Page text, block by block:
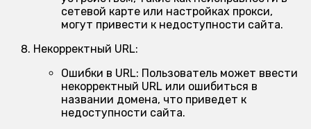
сетевой карте или настройках прокси,
могут привести к недоступности сайта.
Некорректный URL:
Ошибки в URL: Пользователь может ввести
некорректный URL или ошибиться в
названии домена, что приведет к
недоступности сайта.